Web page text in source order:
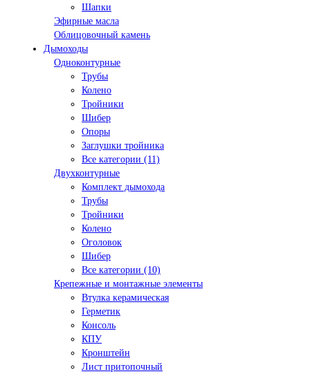
Шапки
Эфирные масла
Облицовочный камень
Дымоходы
Одноконтурные
Трубы
Колено
Тройники
Шибер
Опоры
Заглушки тройника
Все категории (11)
Двухконтурные
Комплект дымохода
Трубы
Тройники
Колено
Оголовок
Шибер
Все категории (10)
Крепежные и монтажные элементы
Втулка керамическая
Герметик
Консоль
КПУ
Кронштейн
Лист притопочный